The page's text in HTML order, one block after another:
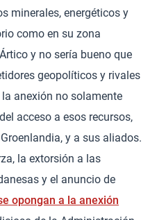
minerales, energéticos y
como en su zona
y no sería bueno que
geopolíticos y rivales
anexión no solamente
del acceso a esos recursos,
y a sus aliados.
la extorsión a las
y el anuncio de
opongan a la anexión